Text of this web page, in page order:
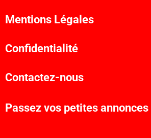
Mentions Légales
Confidentialité
Contactez-nous
Passez vos petites annonces